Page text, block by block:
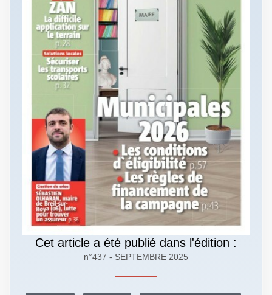
Cet article a été publié dans l'édition :
n°437 - SEPTEMBRE 2025